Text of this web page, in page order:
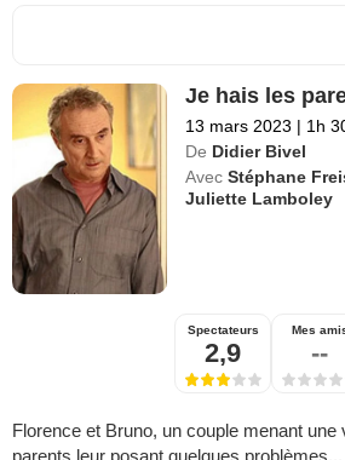
Je hais les
13 mars 2023 | 1h
De Didier Bivel
Avec Stéphane
Juliette Lamboley
Spectateurs
2,9
Mes
--
Florence et Bruno, un couple menant une